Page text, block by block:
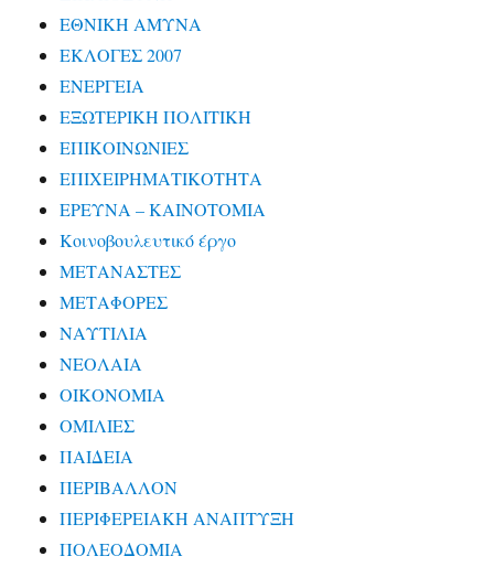
ΕΘΝΙΚΗ ΑΜΥΝΑ
ΕΚΛΟΓΕΣ 2007
ΕΝΕΡΓΕΙΑ
ΕΞΩΤΕΡΙΚΗ ΠΟΛΙΤΙΚΗ
ΕΠΙΚΟΙΝΩΝΙΕΣ
ΕΠΙΧΕΙΡΗΜΑΤΙΚΟΤΗΤΑ
ΕΡΕΥΝΑ – ΚΑΙΝΟΤΟΜΙΑ
Κοινοβουλευτικό έργο
ΜΕΤΑΝΑΣΤΕΣ
ΜΕΤΑΦΟΡΕΣ
ΝΑΥΤΙΛΙΑ
ΝΕΟΛΑΙΑ
ΟΙΚΟΝΟΜΙΑ
ΟΜΙΛΙΕΣ
ΠΑΙΔΕΙΑ
ΠΕΡΙΒΑΛΛΟΝ
ΠΕΡΙΦΕΡΕΙΑΚΗ ΑΝΑΠΤΥΞΗ
ΠΟΛΕΟΔΟΜΙΑ